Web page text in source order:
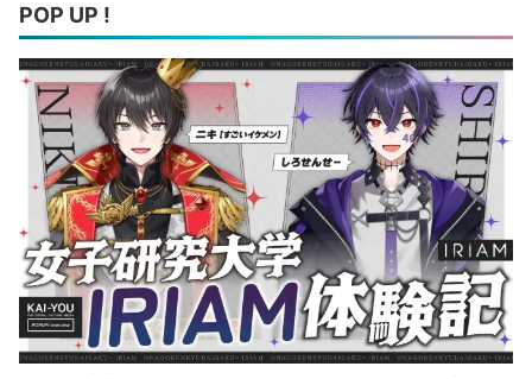
POP UP !